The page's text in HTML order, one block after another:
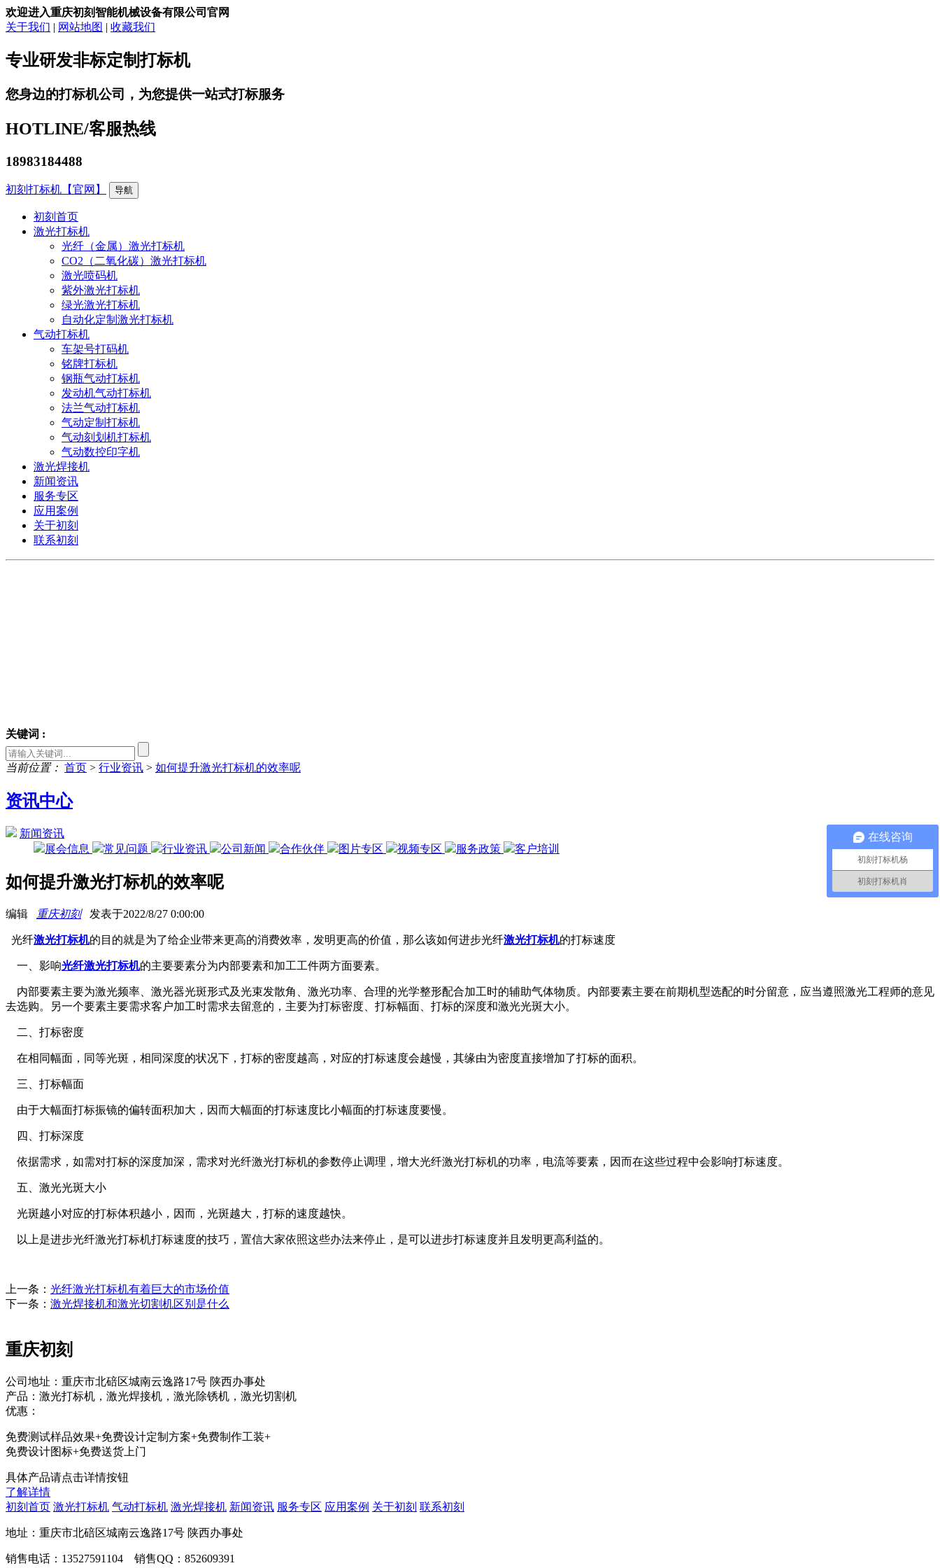
欢迎进入重庆初刻智能机械设备有限公司官网
关于我们 | 网站地图 | 收藏我们
专业研发非标定制打标机
您身边的打标机公司，为您提供一站式打标服务
HOTLINE/客服热线
18983184488
初刻打标机【官网】 导航
初刻首页
激光打标机
光纤（金属）激光打标机
CO2（二氧化碳）激光打标机
激光喷码机
紫外激光打标机
绿光激光打标机
自动化定制激光打标机
气动打标机
车架号打码机
铭牌打标机
钢瓶气动打标机
发动机气动打标机
法兰气动打标机
气动定制打标机
气动刻划机打标机
气动数控印字机
激光焊接机
新闻资讯
服务专区
应用案例
关于初刻
联系初刻
关键词 :
当前位置： 首页 > 行业资讯 > 如何提升激光打标机的效率呢
资讯中心
新闻资讯
展会信息
常见问题 行业资讯 公司新闻 合作伙伴 图片专区 视频专区 服务政策 客户培训
如何提升激光打标机的效率呢
编辑 重庆初刻发表于2022/8/27 0:00:00
光纤激光打标机的目的就是为了给企业带来更高的消费效率，发明更高的价值，那么该如何进步光纤激光打标机的打标速度
一、影响光纤激光打标机的主要要素分为内部要素和加工工件两方面要素。
内部要素主要为激光频率、激光器光斑形式及光束发散角、激光功率、合理的光学整形配合加工时的辅助气体物质。内部要素主要在前期机型选配的时分留意，应当遵照激光工程师的意见
去选购。另一个要素主要需求客户加工时需求去留意的，主要为打标密度、打标幅面、打标的深度和激光光斑大小。
二、打标密度
在相同幅面，同等光斑，相同深度的状况下，打标的密度越高，对应的打标速度会越慢，其缘由为密度直接增加了打标的面积。
三、打标幅面
由于大幅面打标振镜的偏转面积加大，因而大幅面的打标速度比小幅面的打标速度要慢。
四、打标深度
依据需求，如需对打标的深度加深，需求对光纤激光打标机的参数停止调理，增大光纤激光打标机的功率，电流等要素，因而在这些过程中会影响打标速度。
五、激光光斑大小
光斑越小对应的打标体积越小，因而，光斑越大，打标的速度越快。
以上是进步光纤激光打标机打标速度的技巧，置信大家依照这些办法来停止，是可以进步打标速度并且发明更高利益的。
上一条： 光纤激光打标机有着巨大的市场价值
下一条： 激光焊接机和激光切割机区别是什么
重庆初刻
公司地址：重庆市北碚区城南云逸路17号 陕西办事处
产品：激光打标机，激光焊接机，激光除锈机，激光切割机
优惠：
免费测试样品效果+免费设计定制方案+免费制作工装+
免费设计图标+免费送货上门
具体产品请点击详情按钮
了解详情
初刻首页 激光打标机 气动打标机 激光焊接机 新闻资讯 服务专区 应用案例 关于初刻 联系初刻
地址：重庆市北碚区城南云逸路17号 陕西办事处
销售电话：13527591104 销售QQ：852609391
在线咨询
初刻打标机杨
初刻打标机肖